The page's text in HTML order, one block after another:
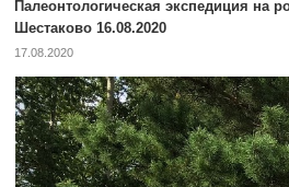
Палеонтологическая экспедиция на
Шестаково 16.08.2020
17.08.2020